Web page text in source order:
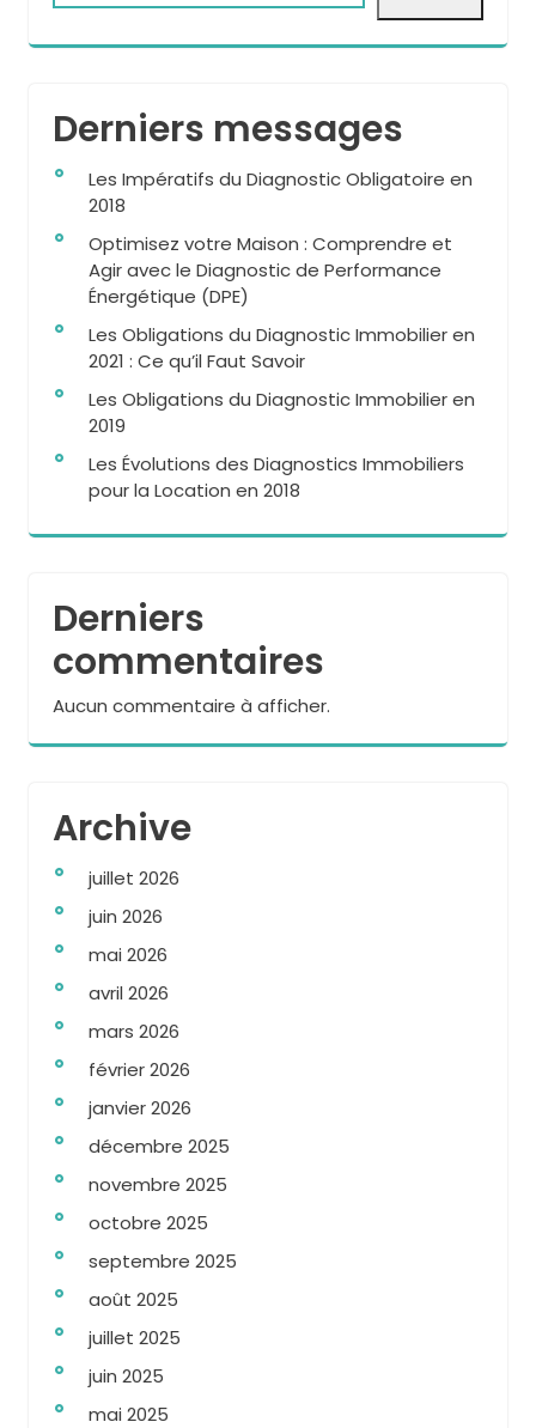
Derniers messages
Les Impératifs du Diagnostic Obligatoire en
2018
Optimisez votre Maison : Comprendre et
Agir avec le Diagnostic de Performance
Énergétique (DPE)
Les Obligations du Diagnostic Immobilier en
2021 : Ce qu’il Faut Savoir
Les Obligations du Diagnostic Immobilier en
2019
Les Évolutions des Diagnostics Immobiliers
pour la Location en 2018
Derniers
commentaires
Aucun commentaire à afficher.
Archive
juillet 2026
juin 2026
mai 2026
avril 2026
mars 2026
février 2026
janvier 2026
décembre 2025
novembre 2025
octobre 2025
septembre 2025
août 2025
juillet 2025
juin 2025
mai 2025